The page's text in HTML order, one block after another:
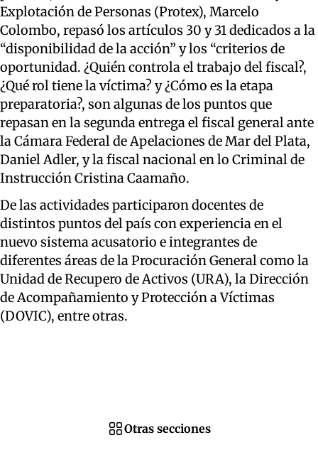
Explotación de Personas (Protex), Marcelo
Colombo, repasó los artículos 30 y 31 dedicados a la
“disponibilidad de la acción” y los “criterios de
oportunidad. ¿Quién controla el trabajo del fiscal?,
¿Qué rol tiene la víctima? y ¿Cómo es la etapa
preparatoria?, son algunas de los puntos que
repasan en la segunda entrega el fiscal general ante
la Cámara Federal de Apelaciones de Mar del Plata,
Daniel Adler, y la fiscal nacional en lo Criminal de
Instrucción Cristina Caamaño.
De las actividades participaron docentes de
distintos puntos del país con experiencia en el
nuevo sistema acusatorio e integrantes de
diferentes áreas de la Procuración General como la
Unidad de Recupero de Activos (URA), la Dirección
de Acompañamiento y Protección a Víctimas
(DOVIC), entre otras.
Otras secciones